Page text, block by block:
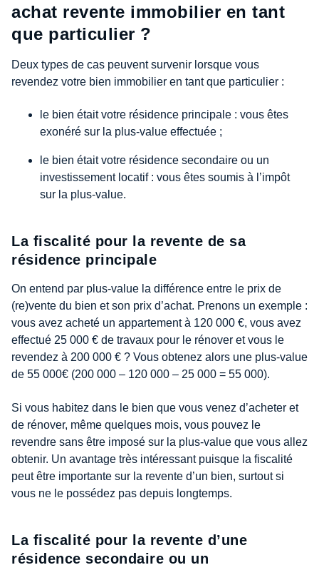
achat revente immobilier en tant
que particulier ?
Deux types de cas peuvent survenir lorsque vous
revendez votre bien immobilier en tant que particulier :
le bien était votre résidence principale : vous êtes
exonéré sur la plus-value effectuée ;
le bien était votre résidence secondaire ou un
investissement locatif : vous êtes soumis à l’impôt
sur la plus-value.
La fiscalité pour la revente de sa
résidence principale
On entend par plus-value la différence entre le prix de
(re)vente du bien et son prix d’achat. Prenons un exemple :
vous avez acheté un appartement à 120 000 €, vous avez
effectué 25 000 € de travaux pour le rénover et vous le
revendez à 200 000 € ? Vous obtenez alors une plus-value
de 55 000€ (200 000 – 120 000 – 25 000 = 55 000).
Si vous habitez dans le bien que vous venez d’acheter et
de rénover, même quelques mois, vous pouvez le
revendre sans être imposé sur la plus-value que vous allez
obtenir. Un avantage très intéressant puisque la fiscalité
peut être importante sur la revente d’un bien, surtout si
vous ne le possédez pas depuis longtemps.
La fiscalité pour la revente d’une
résidence secondaire ou un